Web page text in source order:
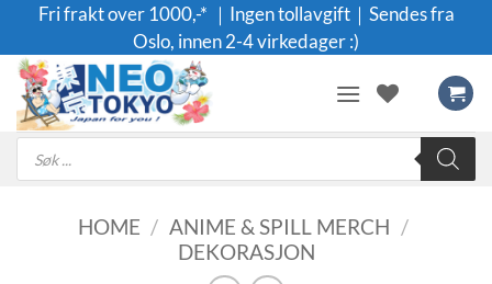
content
Fri frakt over 1000,-* ｜Ingen tollavgift｜Sendes fra
Oslo, innen 2-4 virkedager :)
Products
search
HOME / ANIME & SPILL MERCH /
DEKORASJON